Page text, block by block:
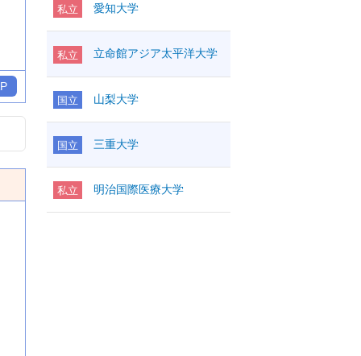
私立 愛知大学
私立 立命館アジア太平洋大学
国立 山梨大学
国立 三重大学
私立 明治国際医療大学